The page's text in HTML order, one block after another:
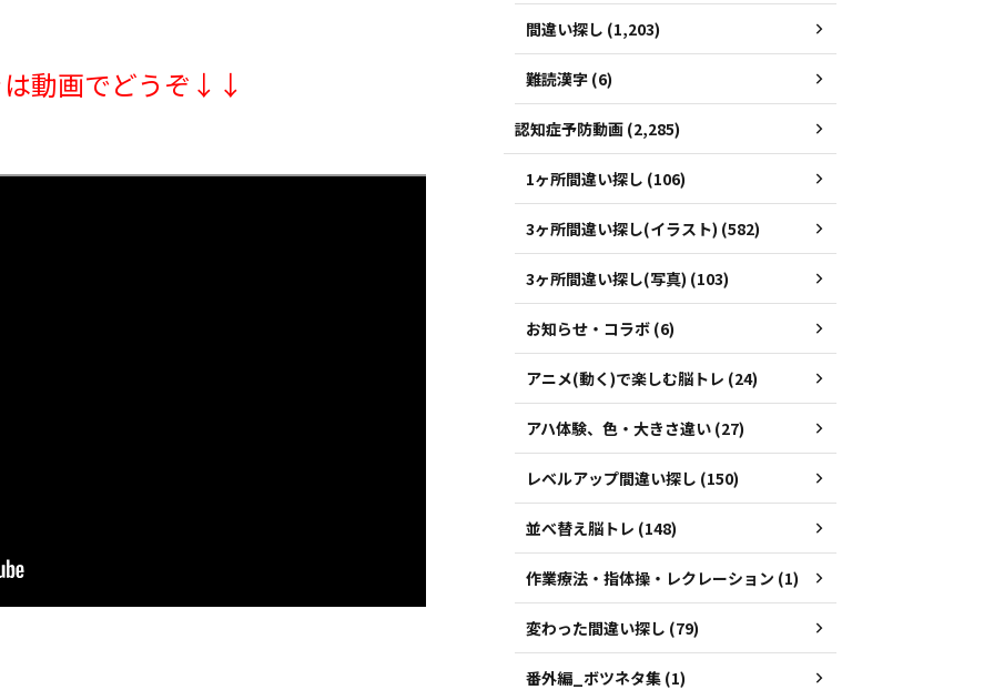
動画でどうぞ↓↓
間違い探し (1,203)
難読漢字 (6)
認知症予防動画 (2,285)
1ヶ所間違い探し (106)
3ヶ所間違い探し(イラスト) (582)
3ヶ所間違い探し(写真) (103)
お知らせ・コラボ (6)
アニメ(動く)で楽しむ脳トレ (24)
アハ体験、色・大きさ違い (27)
レベルアップ間違い探し (150)
並べ替え脳トレ (148)
作業療法・指体操・レクレーション (1)
変わった間違い探し (79)
番外編_ボツネタ集 (1)